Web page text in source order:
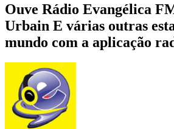
Ouve Rádio Evangélica
Urbain E várias outras
mundo com a aplicação